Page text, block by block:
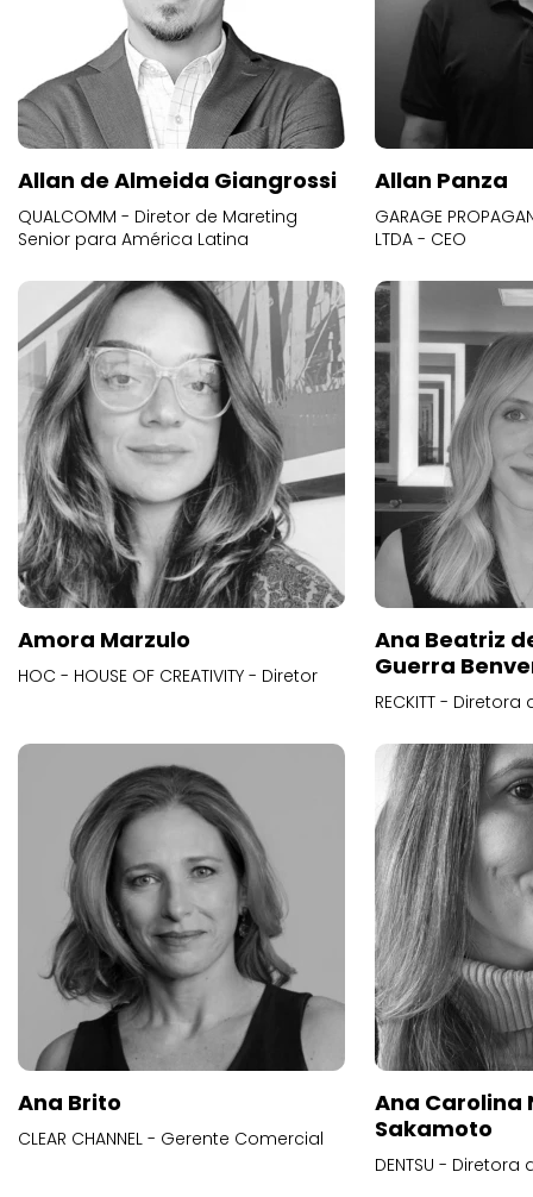
Allan de Almeida Giangrossi
QUALCOMM - Diretor de Mareting
Senior para América Latina
Allan Panza
GARAGE
LTDA - CEO
Amora Marzulo
HOC - HOUSE OF CREATIVITY - Diretor
Ana Beatriz
Guerra
RECKITT -
Ana Brito
CLEAR CHANNEL - Gerente Comercial
Ana Carolina
Sakamoto
DENTSU -